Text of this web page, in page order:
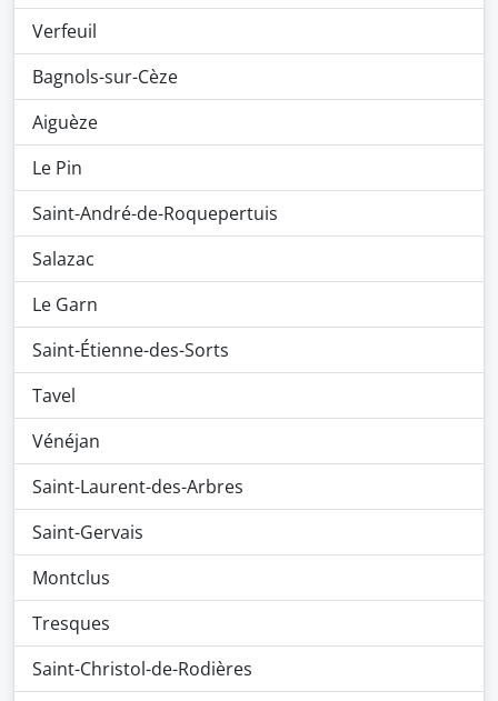
Verfeuil
Bagnols-sur-Cèze
Aiguèze
Le Pin
Saint-André-de-Roquepertuis
Salazac
Le Garn
Saint-Étienne-des-Sorts
Tavel
Vénéjan
Saint-Laurent-des-Arbres
Saint-Gervais
Montclus
Tresques
Saint-Christol-de-Rodières